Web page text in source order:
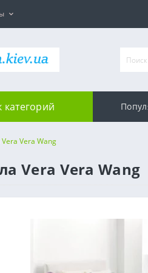
категорий
Vera Wang
Vera Vera Wang